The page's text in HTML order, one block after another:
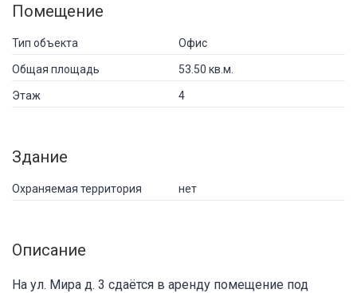
Помещение
Тип объекта Офис
Общая площадь 53.50 кв.м.
Этаж 4
Здание
Охраняемая территория нет
Описание
На ул. Мира д. 3 сдаётся в аренду помещение под